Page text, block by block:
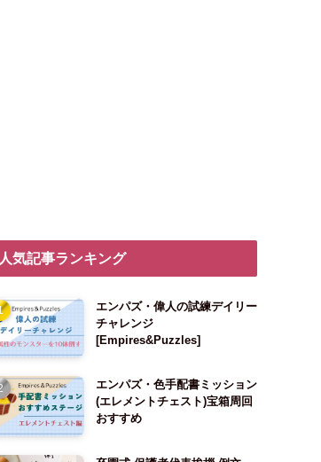
人気記事ランキング
エンパズ・偉人の試練デイリー
チャレンジ
[Empires&Puzzles]
エンパズ・色手配書ミッション
(エレメントチェスト)宝箱周回
おすすめ